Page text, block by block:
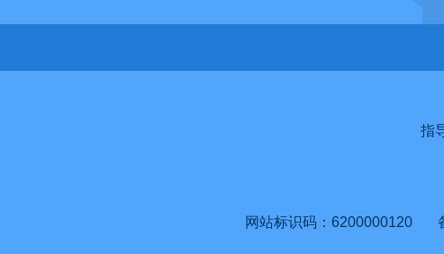
指
网站标识码：6200000120